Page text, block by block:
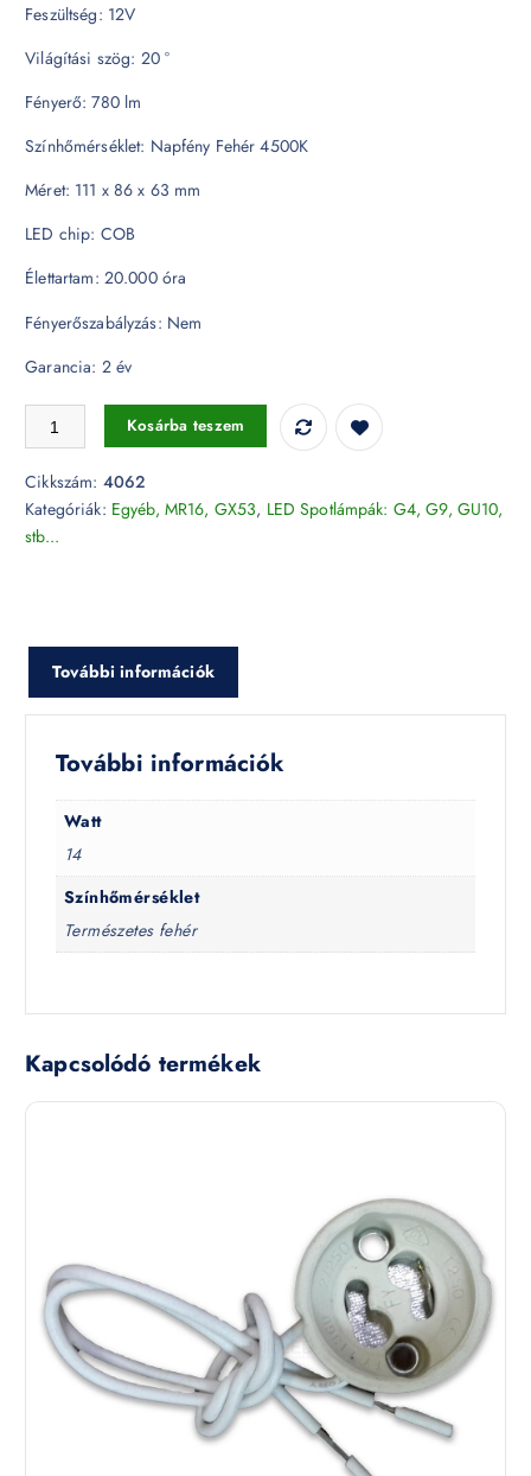
Feszültség: 12V
Világítási szög: 20 °
Fényerő: 780 lm
Színhőmérséklet: Napfény Fehér 4500K
Méret: 111 x 86 x 63 mm
LED chip: COB
Élettartam: 20.000 óra
Fényerőszabályzás: Nem
Garancia: 2 év
LED Spotlámpa - AR111/GX53 14W 12V Beam 20 Sharp Chip 4500K
Kosárba teszem
Cikkszám: 4062
Kategóriák: Egyéb, MR16, GX53, LED Spotlámpák: G4, G9, GU10,
stb...
További információk
További információk
Watt
14
Színhőmérséklet
Természetes fehér
Kapcsolódó termékek